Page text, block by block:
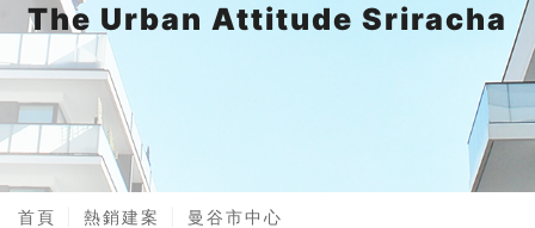
The Urban Attitude Sriracha
首頁 熱銷建案
曼谷市中心